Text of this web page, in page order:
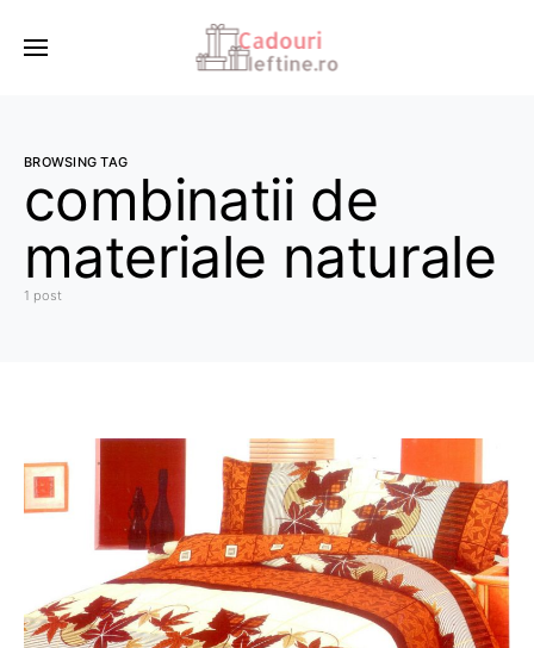
BROWSING TAG
combinatii de
materiale naturale
1 post